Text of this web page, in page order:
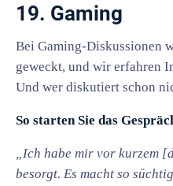
19. Gaming
Bei Gaming-Diskussionen
geweckt, und wir erfahren
Und wer diskutiert schon
So starten Sie das
„Ich habe mir vor kurzem
besorgt. Es macht so